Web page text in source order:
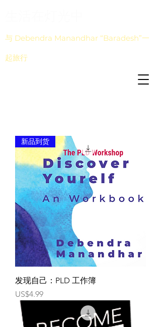
与 Debendra Manandhar “Baradesh”一
起旅行
新品到货
发现自己：PLD 工作簿
價格
US$4.99